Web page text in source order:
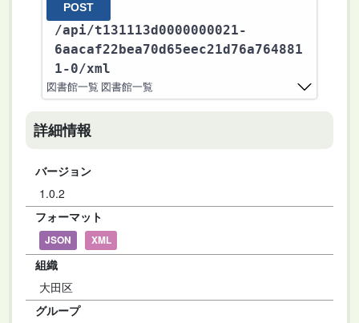
POST
/api/t131113d0000000021-
6aacaf22bea70d65eec21d76a764881
1-0/xml
図書館一覧 図書館一覧
詳細情報
バージョン
1.0.2
フォーマット
JSON XML
組織
大田区
グループ